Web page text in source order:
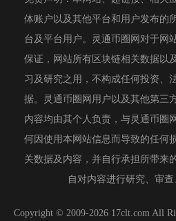
体账户以及其他平台和用户发布的
台及平台用户。灵通币圈网对于网
保证，网站所有区块链相关数据以
习及研究之用，不构成任何投资、
据。灵通币圈网用户以及其他第三
内容均由其个人负责，与灵通币圈
何因使用本网站信息而导致的任何
关数据及内容，并自行承担所带来
自对内容进行研究、审查
Copyright © 2009-2026 17clt.com All